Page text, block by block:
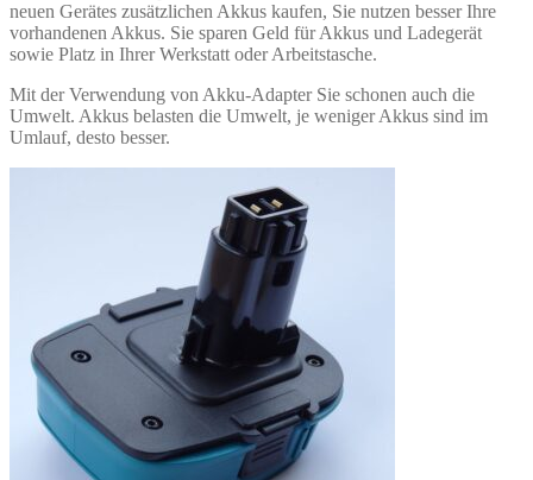
neuen Gerätes zusätzlichen Akkus kaufen, Sie nutzen besser Ihre
vorhandenen Akkus. Sie sparen Geld für Akkus und Ladegerät
sowie Platz in Ihrer Werkstatt oder Arbeitstasche.
Mit der Verwendung von Akku-Adapter Sie schonen auch die
Umwelt. Akkus belasten die Umwelt, je weniger Akkus sind im
Umlauf, desto besser.